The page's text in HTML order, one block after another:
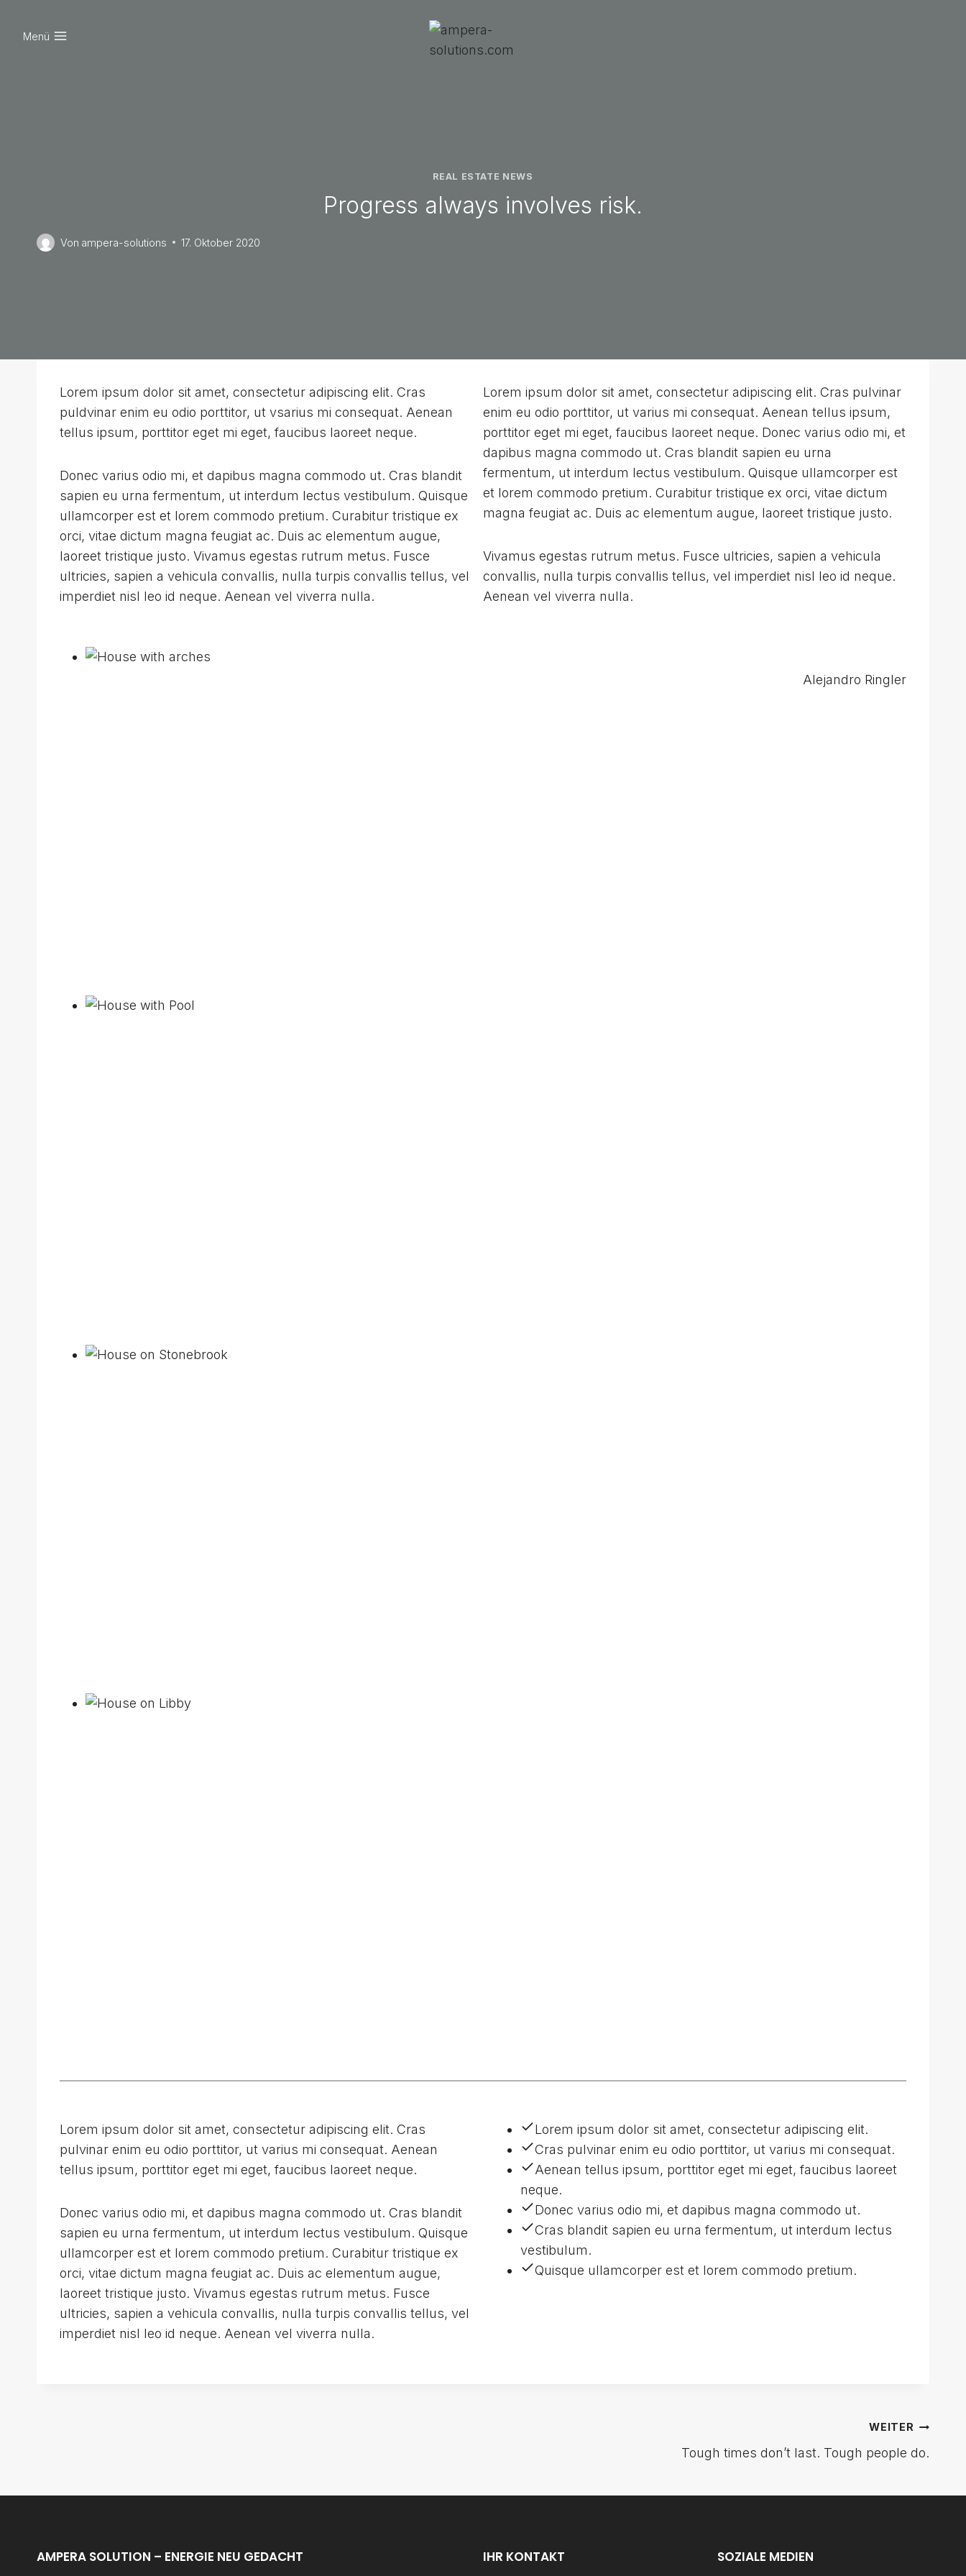
InhaltMenü
REAL ESTATE NEWS
Progress always involves risk.
Von ampera-solutions 17. Oktober 2020
Lorem ipsum dolor sit amet, consectetur adipiscing elit. Cras
puldvinar enim eu odio porttitor, ut vsarius mi consequat. Aenean
tellus ipsum, porttitor eget mi eget, faucibus laoreet neque.
Donec varius odio mi, et dapibus magna commodo ut. Cras blandit
sapien eu urna fermentum, ut interdum lectus vestibulum. Quisque
ullamcorper est et lorem commodo pretium. Curabitur tristique ex
orci, vitae dictum magna feugiat ac. Duis ac elementum augue,
laoreet tristique justo. Vivamus egestas rutrum metus. Fusce
ultricies, sapien a vehicula convallis, nulla turpis convallis tellus, vel
imperdiet nisl leo id neque. Aenean vel viverra nulla.
Lorem ipsum dolor sit amet, consectetur adipiscing elit. Cras pulvinar
enim eu odio porttitor, ut varius mi consequat. Aenean tellus ipsum,
porttitor eget mi eget, faucibus laoreet neque. Donec varius odio mi, et
dapibus magna commodo ut. Cras blandit sapien eu urna
fermentum, ut interdum lectus vestibulum. Quisque ullamcorper est
et lorem commodo pretium. Curabitur tristique ex orci, vitae dictum
magna feugiat ac. Duis ac elementum augue, laoreet tristique justo.
Vivamus egestas rutrum metus. Fusce ultricies, sapien a vehicula
convallis, nulla turpis convallis tellus, vel imperdiet nisl leo id neque.
Aenean vel viverra nulla.
Alejandro Ringler
Lorem ipsum dolor sit amet, consectetur adipiscing elit. Cras
pulvinar enim eu odio porttitor, ut varius mi consequat. Aenean
tellus ipsum, porttitor eget mi eget, faucibus laoreet neque.
Donec varius odio mi, et dapibus magna commodo ut. Cras blandit
sapien eu urna fermentum, ut interdum lectus vestibulum. Quisque
ullamcorper est et lorem commodo pretium. Curabitur tristique ex
orci, vitae dictum magna feugiat ac. Duis ac elementum augue,
laoreet tristique justo. Vivamus egestas rutrum metus. Fusce
ultricies, sapien a vehicula convallis, nulla turpis convallis tellus, vel
imperdiet nisl leo id neque. Aenean vel viverra nulla.
Lorem ipsum dolor sit amet, consectetur adipiscing elit.
Cras pulvinar enim eu odio porttitor, ut varius mi consequat.
Aenean tellus ipsum, porttitor eget mi eget, faucibus laoreet
neque.
Donec varius odio mi, et dapibus magna commodo ut.
Cras blandit sapien eu urna fermentum, ut interdum lectus
vestibulum.
Quisque ullamcorper est et lorem commodo pretium.
WEITER
Tough times don’t last. Tough people do.
AMPERA SOLUTION – ENERGIE NEU GEDACHT IHR KONTAKT SOZIALE MEDIEN